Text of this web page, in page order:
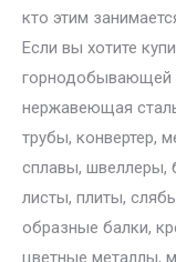
кто этим
Если вы хотите
горнодобывающей
нержавеющая
трубы, конвертер,
сплавы, швеллеры,
листы, плиты,
образные балки,
цветные металлы,